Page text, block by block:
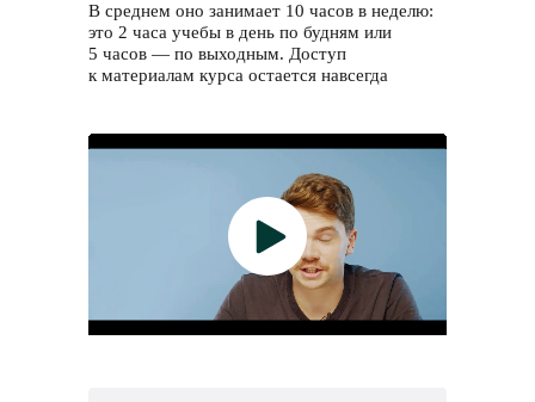
В среднем оно занимает 10 часов в неделю:
это 2 часа учебы в день по будням или
5 часов — по выходным. Доступ
к материалам курса остается навсегда